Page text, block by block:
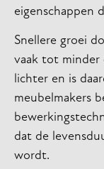
eigenschappen
Snellere groei
vaak tot
lichter en is
meubelmakers
dat de
wordt.